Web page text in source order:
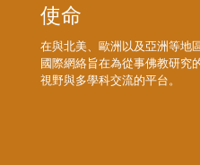
使命
在與北美、歐洲以及亞洲等地
國際網絡旨在為從事佛教研究
視野與多學科交流的平台。